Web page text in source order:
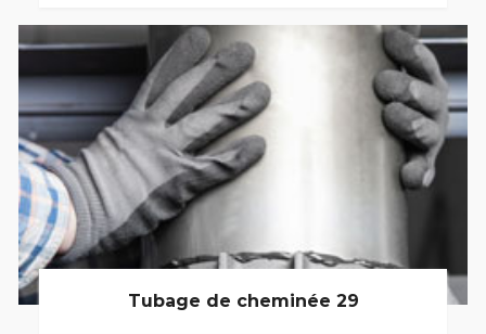
Tubage de cheminée 29